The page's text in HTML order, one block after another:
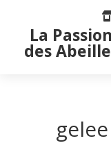
La Passion
des